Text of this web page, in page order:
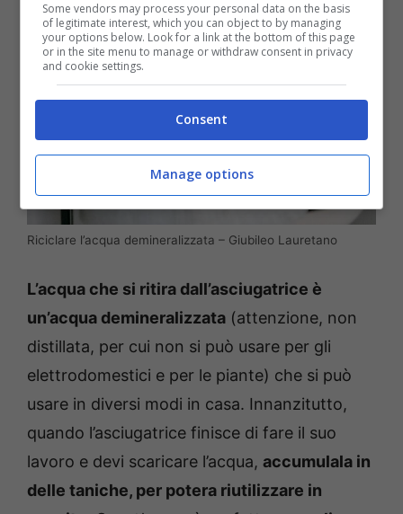
Riciclare l’acqua demineralizzata – Giubileo Lauretano
L’acqua che si ritira dall’asciugatrice è
un’acqua demineralizzata (attenzione, non
distillata, per cui non si può usare per gli
elettrodomestici e per le piante) che si può
usare in diversi modi in casa. Innanzitutto,
quando l’asciugatrice finisce di fare il suo
lavoro e devi scaricare l’acqua, accumulala in
delle taniche, per potera riutilizzare in
Some vendors may process your personal data on the basis
of legitimate interest, which you can object to by managing
your options below. Look for a link at the bottom of this page
or in the site menu to manage or withdraw consent in privacy
and cookie settings.
Consent
Manage options